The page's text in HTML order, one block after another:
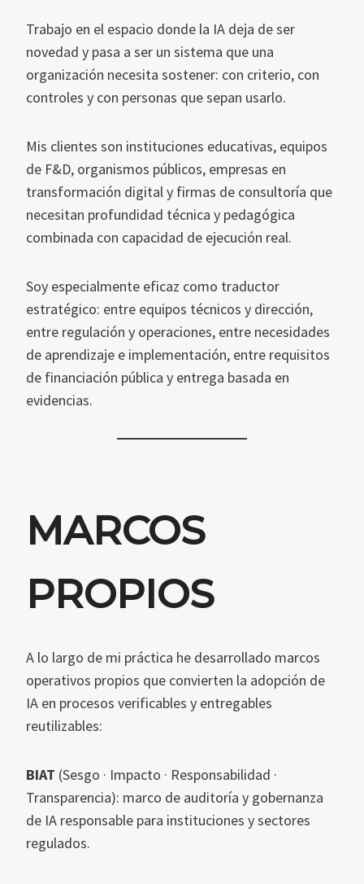
Trabajo en el espacio donde la IA deja de ser
novedad y pasa a ser un sistema que una
organización necesita sostener: con criterio, con
controles y con personas que sepan usarlo.
Mis clientes son instituciones educativas, equipos
de F&D, organismos públicos, empresas en
transformación digital y firmas de consultoría que
necesitan profundidad técnica y pedagógica
combinada con capacidad de ejecución real.
Soy especialmente eficaz como traductor
estratégico: entre equipos técnicos y dirección,
entre regulación y operaciones, entre necesidades
de aprendizaje e implementación, entre requisitos
de financiación pública y entrega basada en
evidencias.
MARCOS
PROPIOS
A lo largo de mi práctica he desarrollado marcos
operativos propios que convierten la adopción de
IA en procesos verificables y entregables
reutilizables:
BIAT (Sesgo · Impacto · Responsabilidad ·
Transparencia): marco de auditoría y gobernanza
de IA responsable para instituciones y sectores
regulados.